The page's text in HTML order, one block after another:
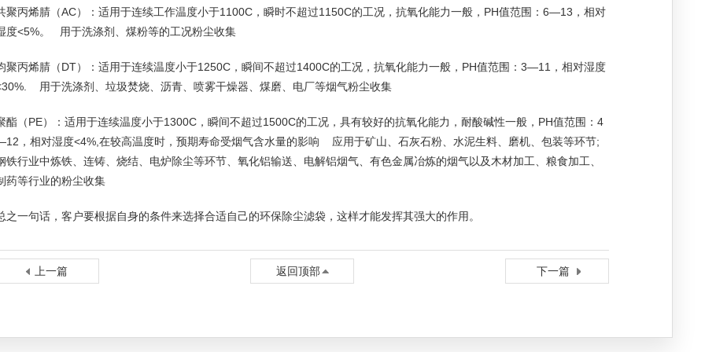
聚丙烯腈（AC）：适用于连续工作温度小于1100C，瞬时不超过1150C的工况，抗氧化能力一般，PH值范围：6—13，相对
度<5%。 用于洗涤剂、煤粉等的工况粉尘收集
聚丙烯腈（DT）：适用于连续温度小于1250C，瞬间不超过1400C的工况，抗氧化能力一般，PH值范围：3—11，相对湿度
用于洗涤剂、垃圾焚烧、沥青、喷雾干燥器、煤磨、电厂等烟气粉尘收集
酯（PE）：适用于连续温度小于1300C，瞬间不超过1500C的工况，具有较好的抗氧化能力，耐酸碱性一般，PH值范围：4
，相对湿度<4%,在较高温度时，预期寿命受烟气含水量的影响 应用于矿山、石灰石粉、水泥生料、磨机、包装等环节;
铁行业中炼铁、连铸、烧结、电炉除尘等环节、氧化铝输送、电解铝烟气、有色金属冶炼的烟气以及木材加工、粮食加工、
药等行业的粉尘收集
之一句话，客户要根据自身的条件来选择合适自己的环保除尘滤袋，这样才能发挥其强大的作用。
上一篇 返回顶部 下一篇